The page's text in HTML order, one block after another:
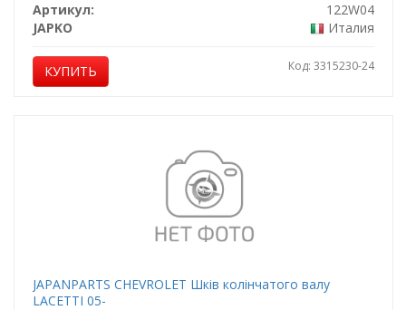
Артикул:
122W04
JAPKO
Италия
КУПИТЬ Код: 3315230-24
JAPANPARTS CHEVROLET Шків колінчатого валу
LACETTI 05-